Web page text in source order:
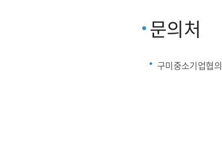
문의처
구미중소기업협